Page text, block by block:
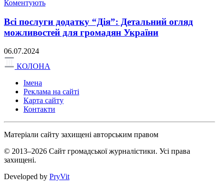
Коментують
Всі послуги додатку “Дія”: Детальний огляд
можливостей для громадян України
06.07.2024
КОЛОНА
Імена
Реклама на сайті
Карта сайту
Контакти
Матеріали сайту захищені авторським правом
© 2013–2026 Сайт громадської журналістики. Усі права
захищені.
Developed by PryVit